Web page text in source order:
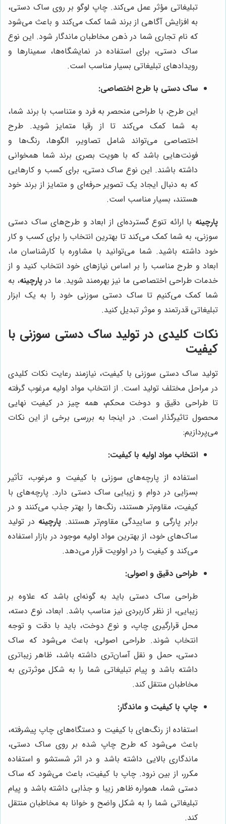
تبلیغاتی مؤثر عمل می‌کند. چاپ لوگو بر روی ساک دستی،
به افزایش آگاهی از برند شما کمک می‌کند و باعث می‌شود
که نام تجاری شما در ذهن مخاطبان ماندگار شود. این نوع
ساک دستی، برای استفاده در نمایشگاه‌ها، سمینارها و
رویدادهای تبلیغاتی بسیار مناسب است.
ساک دستی با طرح اختصاصی:
این طرح، با طراحی منحصر به فرد و متناسب با برند شما،
به شما کمک می‌کند تا از رقبا متمایز شوید. طرح
اختصاصی می‌تواند شامل تصاویر، الگوها، رنگ‌ها و
فونت‌هایی باشد که با هویت بصری برند شما همخوانی
داشته باشند. این نوع ساک دستی، برای کسب و کارهایی
که به دنبال ایجاد یک تصویر حرفه‌ای و متمایز از برند خود
هستند، بسیار مناسب است.
پارچینه با ارائه تنوع گسترده‌ای از ابعاد و طرح‌های ساک دستی
سوزنی، به شما کمک می‌کند تا بهترین انتخاب را برای کسب و کار
خود داشته باشید. شما می‌توانید با مشاوره با کارشناسان ما،
ابعاد و طرح مناسب را بر اساس نیازهای خود انتخاب کنید و از
خدمات طراحی اختصاصی ما نیز بهره‌مند شوید. ما در پارچینه، به
شما کمک می‌کنیم تا ساک دستی سوزنی خود را به یک ابزار
تبلیغاتی قدرتمند و موثر تبدیل کنید.
نکات کلیدی در تولید ساک دستی سوزنی با
کیفیت
تولید ساک دستی سوزنی با کیفیت، نیازمند رعایت نکات کلیدی
در مراحل مختلف تولید است. از انتخاب مواد اولیه مرغوب گرفته
تا طراحی دقیق و دوخت محکم، همه چیز در کیفیت نهایی
محصول تاثیرگذار است. در اینجا به بررسی برخی از این نکات
می‌پردازیم:
انتخاب مواد اولیه با کیفیت:
استفاده از پارچه‌های سوزنی با کیفیت و مرغوب، تأثیر
بسزایی در دوام و زیبایی ساک دستی دارد. پارچه‌های با
کیفیت، مقاوم‌تر هستند، رنگ‌ها را بهتر جذب می‌کنند و در
برابر پارگی و ساییدگی مقاوم‌تر هستند. پارچینه در تولید
ساک‌های خود، از بهترین مواد اولیه موجود در بازار استفاده
می‌کند و کیفیت را در اولویت قرار می‌دهد.
طراحی دقیق و اصولی:
طراحی ساک دستی باید به گونه‌ای باشد که علاوه بر
زیبایی، از نظر کاربردی نیز مناسب باشد. ابعاد، نوع دسته،
محل قرارگیری چاپ، و نوع دوخت، باید با دقت و توجه
انتخاب شوند. طراحی اصولی، باعث می‌شود که ساک
دستی، حمل و نقل آسان‌تری داشته باشد، ظاهر زیباتری
داشته باشد و پیام تبلیغاتی شما را به شکل موثرتری به
مخاطبان منتقل کند.
چاپ با کیفیت و ماندگار:
استفاده از رنگ‌های با کیفیت و دستگاه‌های چاپ پیشرفته،
باعث می‌شود که طرح چاپ شده بر روی ساک دستی،
ماندگاری بالایی داشته باشد و در اثر شستشو و استفاده
مکرر، از بین نرود. چاپ با کیفیت، باعث می‌شود که ساک
دستی شما، همواره ظاهر زیبا و جذابی داشته باشد و پیام
تبلیغاتی شما را به شکل واضح و خوانا به مخاطبان منتقل
کند.